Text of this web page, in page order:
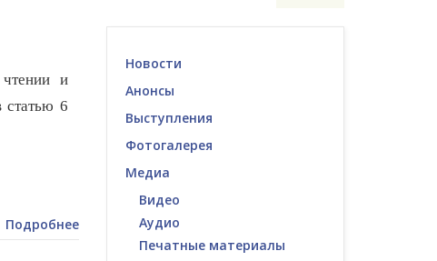
и
статью 6
Подробнее
Новости
Анонсы
Выступления
Фотогалерея
Медиа
Видео
Аудио
Печатные материалы